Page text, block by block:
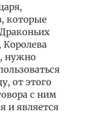
которые
нужно
от этого
с ним
и является